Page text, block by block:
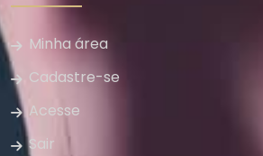
Minha área
Cadastre-se
Acesse
Sair